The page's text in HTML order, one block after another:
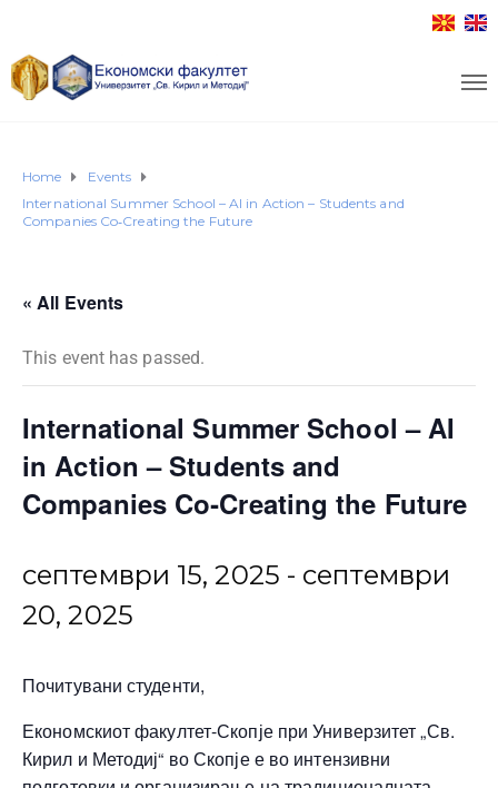
Home
Events
International Summer School – AI in Action – Students and
Companies Co‑Creating the Future
« All Events
This event has passed.
International Summer School – AI
in Action – Students and
Companies Co‑Creating the Future
септември 15, 2025 - септември
20, 2025
Почитувани студенти,
Економскиот факултет-Скопје при Универзитет „Св.
Кирил и Методиј“ во Скопје е во интензивни